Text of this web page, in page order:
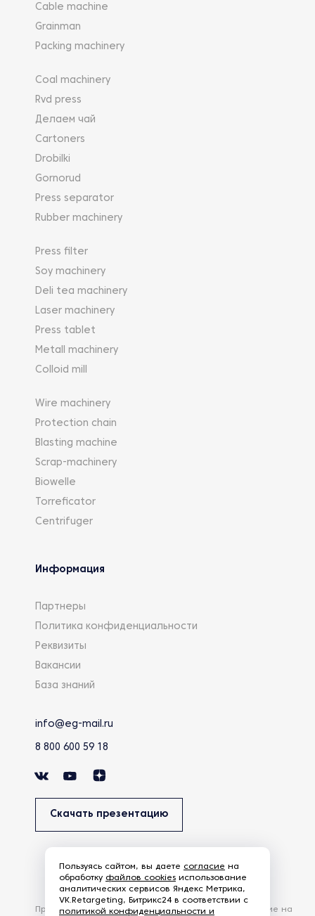
Cable machine
Grainman
Packing machinery
Coal machinery
Rvd press
Делаем чай
Cartoners
Drobilki
Gornorud
Press separator
Rubber machinery
Press filter
Soy machinery
Deli tea machinery
Laser machinery
Press tablet
Metall machinery
Colloid mill
Wire machinery
Protection chain
Blasting machine
Scrap-machinery
Biowelle
Torreficator
Centrifuger
Информация
Партнеры
Политика конфиденциальности
Реквизиты
Вакансии
База знаний
info@eg-mail.ru
8 800 600 59 18
Скачать презентацию
Продолжая использовать наш сайт, вы даете согласие на
Пользуясь сайтом, вы даете согласие на
обработку файлов cookies использование
аналитических сервисов Яндекс Метрика,
VK.Retargeting, Битрикс24 в соответствии с
политикой конфиденциальности и